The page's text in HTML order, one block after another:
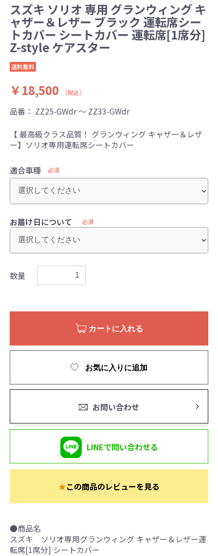
スズキ ソリオ 専用 グランウィング キ
ャザー＆レザー ブラック 運転席シー
トカバー シートカバー 運転席[1席分]
Z-style ケアスター
送料無料
￥18,500 （税込）
品番： ZZ25-GWdr ～ ZZ33-GWdr
【 最高級クラス品質！ グランウィング キャザー＆レザ
ー】ソリオ専用運転席シートカバー
適合車種 必須
お届け日について 必須
数量
カートに入れる
お気に入りに追加
お問い合わせ
LINEで問い合わせる
★この商品のレビューを見る
●商品名
スズキ ソリオ専用グランウィング キャザー＆レザー運
転席[1席分] シートカバー